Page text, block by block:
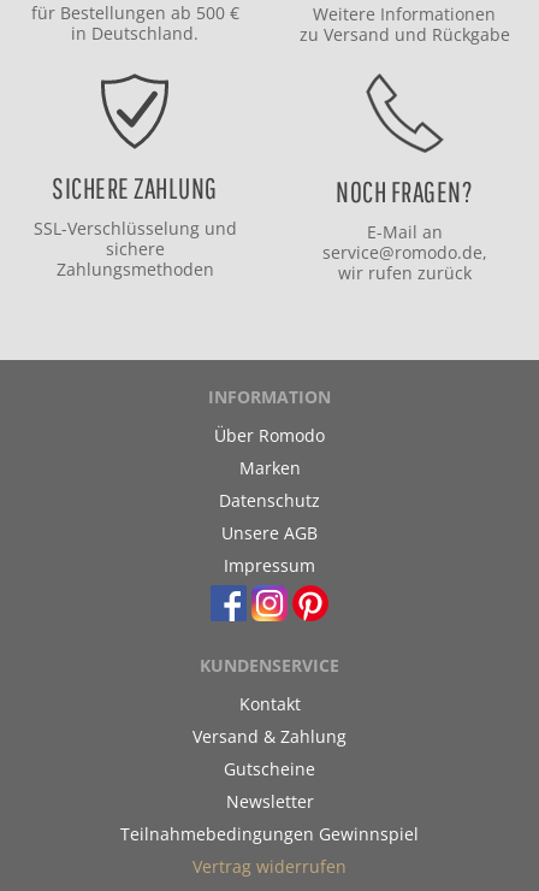
für Bestellungen ab 500 €
in Deutschland.
Weitere Informationen
zu Versand und Rückgabe
SICHERE ZAHLUNG
SSL-Verschlüsselung und
sichere
Zahlungsmethoden
NOCH FRAGEN?
E-Mail an
service@romodo.de,
wir rufen zurück
INFORMATION
Über Romodo
Marken
Datenschutz
Unsere AGB
Impressum
KUNDENSERVICE
Kontakt
Versand & Zahlung
Gutscheine
Newsletter
Teilnahmebedingungen Gewinnspiel
Vertrag widerrufen